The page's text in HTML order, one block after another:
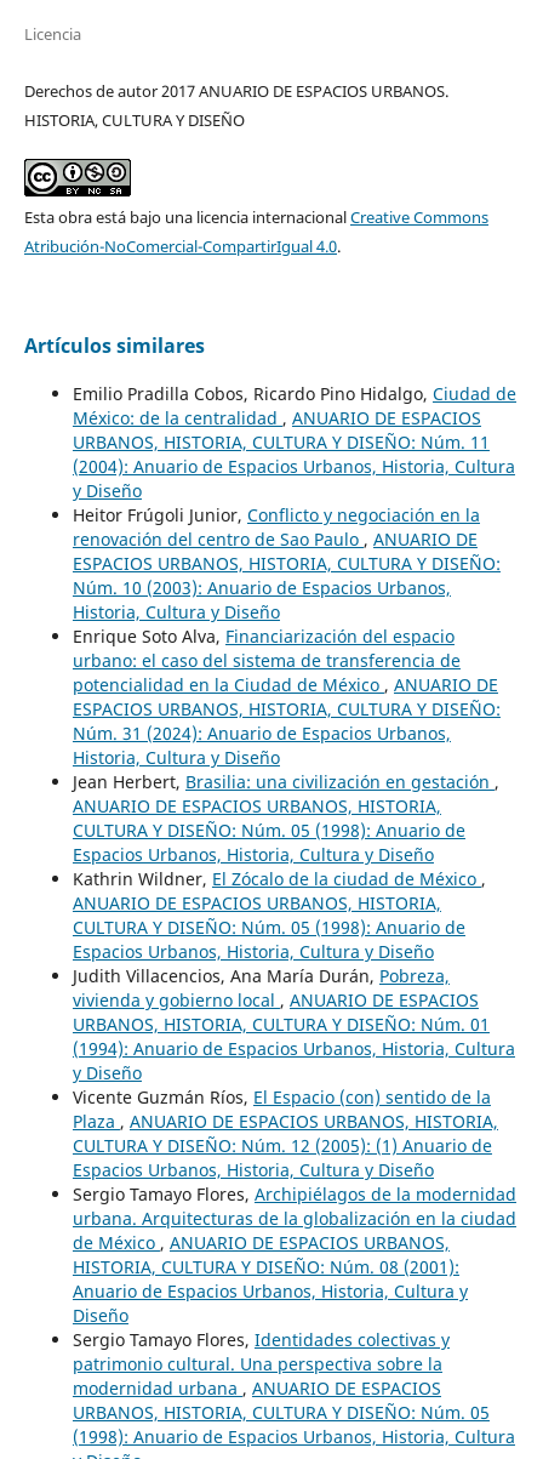
Licencia
Derechos de autor 2017 ANUARIO DE ESPACIOS URBANOS.
HISTORIA, CULTURA Y DISEÑO
Esta obra está bajo una licencia internacionalCreative Commons
Atribución-NoComercial-CompartirIgual 4.0.
Artículos similares
Emilio Pradilla Cobos, Ricardo Pino Hidalgo, Ciudad de
México: de la centralidad , ANUARIO DE ESPACIOS
URBANOS, HISTORIA, CULTURA Y DISEÑO: Núm. 11
(2004): Anuario de Espacios Urbanos, Historia, Cultura
y Diseño
Heitor Frúgoli Junior, Conflicto y negociación en la
renovación del centro de Sao Paulo , ANUARIO DE
ESPACIOS URBANOS, HISTORIA, CULTURA Y DISEÑO:
Núm. 10 (2003): Anuario de Espacios Urbanos,
Historia, Cultura y Diseño
Enrique Soto Alva, Financiarización del espacio
urbano: el caso del sistema de transferencia de
potencialidad en la Ciudad de México , ANUARIO DE
ESPACIOS URBANOS, HISTORIA, CULTURA Y DISEÑO:
Núm. 31 (2024): Anuario de Espacios Urbanos,
Historia, Cultura y Diseño
Jean Herbert, Brasilia: una civilización en gestación ,
ANUARIO DE ESPACIOS URBANOS, HISTORIA,
CULTURA Y DISEÑO: Núm. 05 (1998): Anuario de
Espacios Urbanos, Historia, Cultura y Diseño
Kathrin Wildner, El Zócalo de la ciudad de México ,
ANUARIO DE ESPACIOS URBANOS, HISTORIA,
CULTURA Y DISEÑO: Núm. 05 (1998): Anuario de
Espacios Urbanos, Historia, Cultura y Diseño
Judith Villacencios, Ana María Durán, Pobreza,
vivienda y gobierno local , ANUARIO DE ESPACIOS
URBANOS, HISTORIA, CULTURA Y DISEÑO: Núm. 01
(1994): Anuario de Espacios Urbanos, Historia, Cultura
y Diseño
Vicente Guzmán Ríos, El Espacio (con) sentido de la
Plaza , ANUARIO DE ESPACIOS URBANOS, HISTORIA,
CULTURA Y DISEÑO: Núm. 12 (2005): (1) Anuario de
Espacios Urbanos, Historia, Cultura y Diseño
Sergio Tamayo Flores, Archipiélagos de la modernidad
urbana. Arquitecturas de la globalización en la ciudad
de México , ANUARIO DE ESPACIOS URBANOS,
HISTORIA, CULTURA Y DISEÑO: Núm. 08 (2001):
Anuario de Espacios Urbanos, Historia, Cultura y
Diseño
Sergio Tamayo Flores, Identidades colectivas y
patrimonio cultural. Una perspectiva sobre la
modernidad urbana , ANUARIO DE ESPACIOS
URBANOS, HISTORIA, CULTURA Y DISEÑO: Núm. 05
(1998): Anuario de Espacios Urbanos, Historia, Cultura